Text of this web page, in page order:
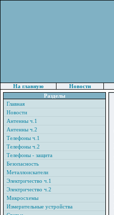
На главную Новости
Разделы
Главная
Новости
Антенны ч.1
Антенны ч.2
Телефоны ч.1
Телефоны ч.2
Телефоны - защита
Безопасность
Металлоискатели
Электричество ч.1
Электричество ч.2
Микросхемы
Измерительные устройства